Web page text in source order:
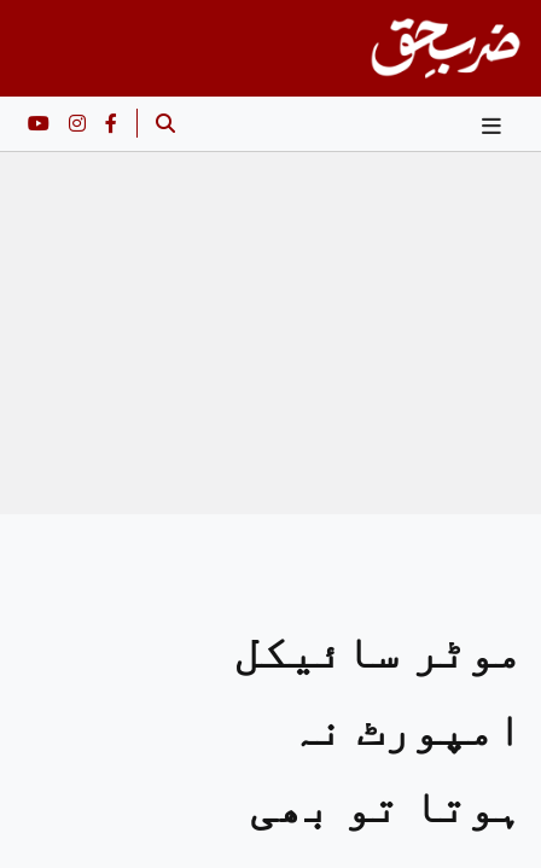
content
موٹر سائیکل
امپورٹ نہ
ہوتا تو بھی